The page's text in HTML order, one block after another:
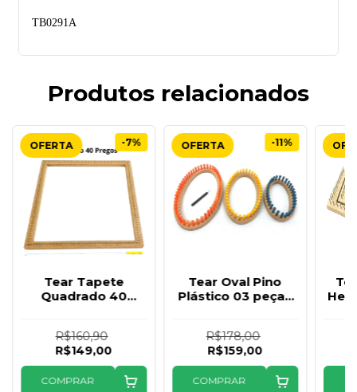
TB0291A
Produtos relacionados
Tear Tapete
Quadrado 40
agulha
R$160,90
R$149,00
COMPRAR
-7%
Tear Oval Pino
Plástico 03 peças
R$178,00
R$159,00
COMPRAR
-11%